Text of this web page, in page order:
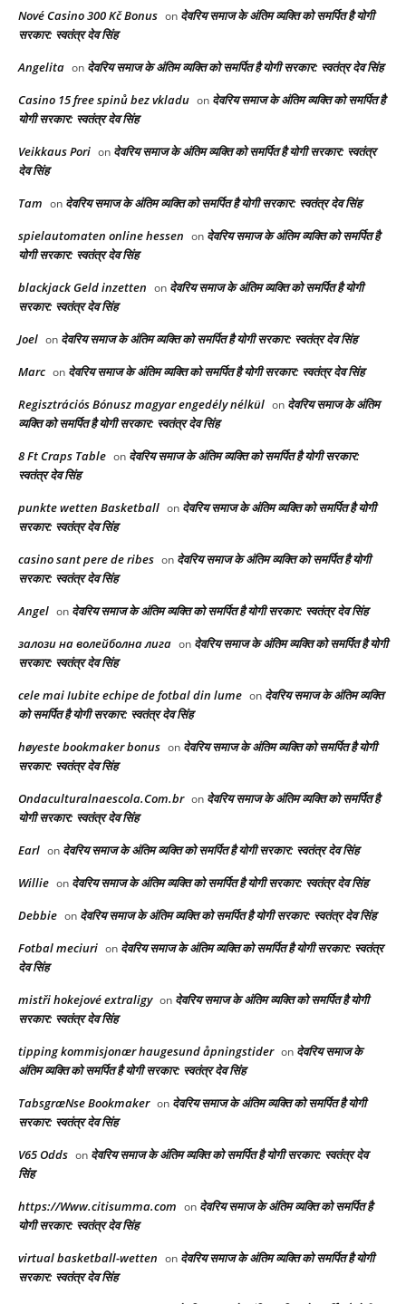
Nové Casino 300 Kč Bonus on देवरिय समाज के अंतिम व्यक्ति को समर्पित है योगी
सरकार: स्वतंत्र देव सिंह
Angelita on देवरिय समाज के अंतिम व्यक्ति को समर्पित है योगी सरकार: स्वतंत्र देव सिंह
Casino 15 free spinů bez vkladu on देवरिय समाज के अंतिम व्यक्ति को समर्पित है
योगी सरकार: स्वतंत्र देव सिंह
Veikkaus Pori on देवरिय समाज के अंतिम व्यक्ति को समर्पित है योगी सरकार: स्वतंत्र
देव सिंह
Tam on देवरिय समाज के अंतिम व्यक्ति को समर्पित है योगी सरकार: स्वतंत्र देव सिंह
spielautomaten online hessen on देवरिय समाज के अंतिम व्यक्ति को समर्पित है
योगी सरकार: स्वतंत्र देव सिंह
blackjack Geld inzetten on देवरिय समाज के अंतिम व्यक्ति को समर्पित है योगी
सरकार: स्वतंत्र देव सिंह
Joel on देवरिय समाज के अंतिम व्यक्ति को समर्पित है योगी सरकार: स्वतंत्र देव सिंह
Marc on देवरिय समाज के अंतिम व्यक्ति को समर्पित है योगी सरकार: स्वतंत्र देव सिंह
Regisztrációs Bónusz magyar engedély nélkül on देवरिय समाज के अंतिम
व्यक्ति को समर्पित है योगी सरकार: स्वतंत्र देव सिंह
8 Ft Craps Table on देवरिय समाज के अंतिम व्यक्ति को समर्पित है योगी सरकार:
स्वतंत्र देव सिंह
punkte wetten Basketball on देवरिय समाज के अंतिम व्यक्ति को समर्पित है योगी
सरकार: स्वतंत्र देव सिंह
casino sant pere de ribes on देवरिय समाज के अंतिम व्यक्ति को समर्पित है योगी
सरकार: स्वतंत्र देव सिंह
Angel on देवरिय समाज के अंतिम व्यक्ति को समर्पित है योगी सरकार: स्वतंत्र देव सिंह
залози на волейболна лига on देवरिय समाज के अंतिम व्यक्ति को समर्पित है योगी
सरकार: स्वतंत्र देव सिंह
cele mai Iubite echipe de fotbal din lume on देवरिय समाज के अंतिम व्यक्ति
को समर्पित है योगी सरकार: स्वतंत्र देव सिंह
høyeste bookmaker bonus on देवरिय समाज के अंतिम व्यक्ति को समर्पित है योगी
सरकार: स्वतंत्र देव सिंह
Ondaculturalnaescola.Com.br on देवरिय समाज के अंतिम व्यक्ति को समर्पित है
योगी सरकार: स्वतंत्र देव सिंह
Earl on देवरिय समाज के अंतिम व्यक्ति को समर्पित है योगी सरकार: स्वतंत्र देव सिंह
Willie on देवरिय समाज के अंतिम व्यक्ति को समर्पित है योगी सरकार: स्वतंत्र देव सिंह
Debbie on देवरिय समाज के अंतिम व्यक्ति को समर्पित है योगी सरकार: स्वतंत्र देव सिंह
Fotbal meciuri on देवरिय समाज के अंतिम व्यक्ति को समर्पित है योगी सरकार: स्वतंत्र
देव सिंह
mistři hokejové extraligy on देवरिय समाज के अंतिम व्यक्ति को समर्पित है योगी
सरकार: स्वतंत्र देव सिंह
tipping kommisjonær haugesund åpningstider on देवरिय समाज के
अंतिम व्यक्ति को समर्पित है योगी सरकार: स्वतंत्र देव सिंह
TabsgræNse Bookmaker on देवरिय समाज के अंतिम व्यक्ति को समर्पित है योगी
सरकार: स्वतंत्र देव सिंह
V65 Odds on देवरिय समाज के अंतिम व्यक्ति को समर्पित है योगी सरकार: स्वतंत्र देव
सिंह
https://Www.citisumma.com on देवरिय समाज के अंतिम व्यक्ति को समर्पित है
योगी सरकार: स्वतंत्र देव सिंह
virtual basketball-wetten on देवरिय समाज के अंतिम व्यक्ति को समर्पित है योगी
सरकार: स्वतंत्र देव सिंह